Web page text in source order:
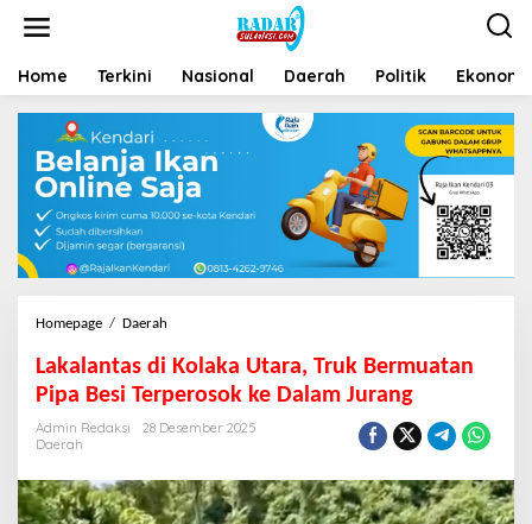
Home Terkini Nasional Daerah Politik
Homepage / Daerah
Lakalantas di Kolaka Utara, Truk Bermuatan
Pipa Besi Terperosok ke Dalam Jurang
Admin Redaksi
28 Desember 2025
Daerah